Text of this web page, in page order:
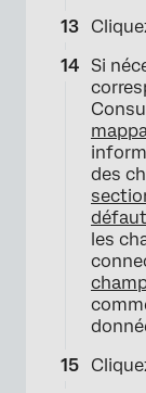
Si
des
défaut
les